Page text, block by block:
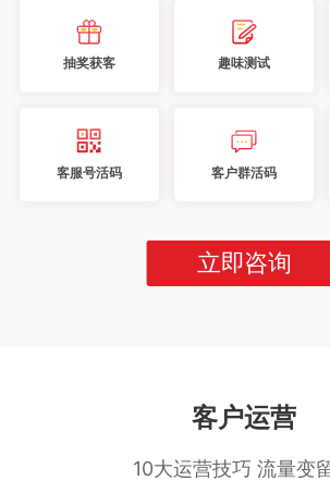
抽奖获客 趣味测试
客服号活码 客户群活码
立即咨询
客户运营
10大运营技巧 流量变